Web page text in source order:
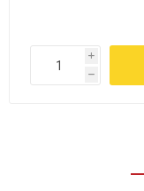
i
h